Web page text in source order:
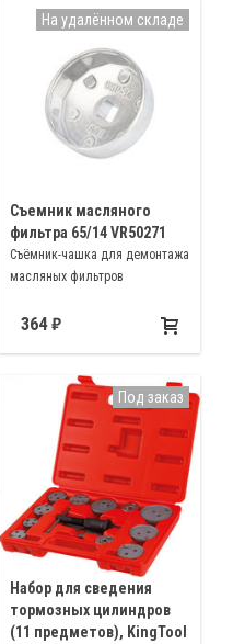
Citroen, Renault, Ford, Honda,
Mazda, Mitsubishi, Toyota,
Nissan, Austin Maestro
Съемник масляного
фильтра 65/14 VR50271
Съёмник-чашка для демонтажа
масляных фильтров
364
На удалённом складе
Набор для сведения
тормозных цилиндров
(11 предметов), KingTool
Под заказ